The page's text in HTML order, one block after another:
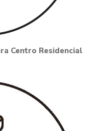
Centro Residencial